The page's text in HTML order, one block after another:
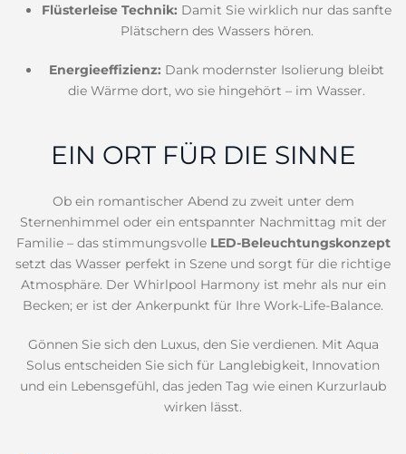
Flüsterleise Technik: Damit Sie wirklich nur das sanfte
Plätschern des Wassers hören.
Energieeffizienz: Dank modernster Isolierung bleibt
die Wärme dort, wo sie hingehört – im Wasser.
EIN ORT FÜR DIE SINNE
Ob ein romantischer Abend zu zweit unter dem
Sternenhimmel oder ein entspannter Nachmittag mit der
Familie – das stimmungsvolle LED-Beleuchtungskonzept
setzt das Wasser perfekt in Szene und sorgt für die richtige
Atmosphäre. Der Whirlpool Harmony ist mehr als nur ein
Becken; er ist der Ankerpunkt für Ihre Work-Life-Balance.
Gönnen Sie sich den Luxus, den Sie verdienen. Mit Aqua
Solus entscheiden Sie sich für Langlebigkeit, Innovation
und ein Lebensgefühl, das jeden Tag wie einen Kurzurlaub
wirken lässt.